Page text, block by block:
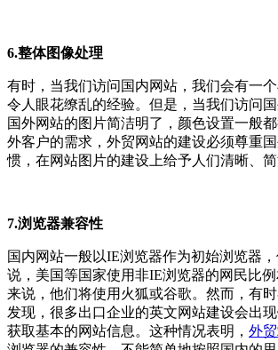
6.整体图像处理
有时，当我们访问国内网站，我们会有一
令人眼花缭乱的经验。但是，当我们访问
国外网站的图片简洁明了，颜色设置一般
外客户的需求，外贸网站的建设必须尊重
惯，在网站图片的建设上给予人们清晰、简
7.浏览器兼容性
国内网站一般以IE浏览器作为初始浏览器
说，美国等国家使用非IE浏览器的网民比
来说，他们将使用火狐或谷歌。然而，有
发现，很多出口企业的英文网站建设会出
获取基本的网站信息。这种情况表明， 外